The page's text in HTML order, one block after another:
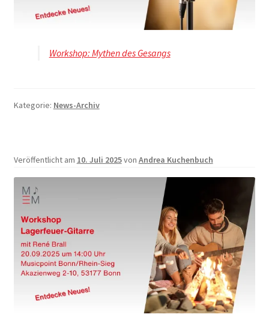
Workshop: Mythen des Gesangs
Kategorie: News-Archiv
Veröffentlicht am 10. Juli 2025von Andrea Kuchenbuch